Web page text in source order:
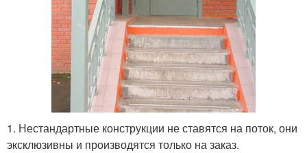
1. Нестандартные конструкции не ставятся на поток, они
эксклюзивны и производятся только на заказ.